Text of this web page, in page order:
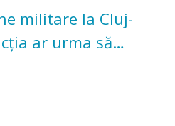
militare la Cluj-
ar urma să
acestui an